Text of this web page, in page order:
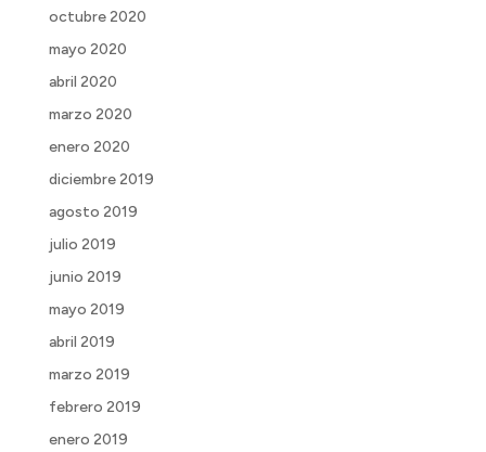
octubre 2020
mayo 2020
abril 2020
marzo 2020
enero 2020
diciembre 2019
agosto 2019
julio 2019
junio 2019
mayo 2019
abril 2019
marzo 2019
febrero 2019
enero 2019